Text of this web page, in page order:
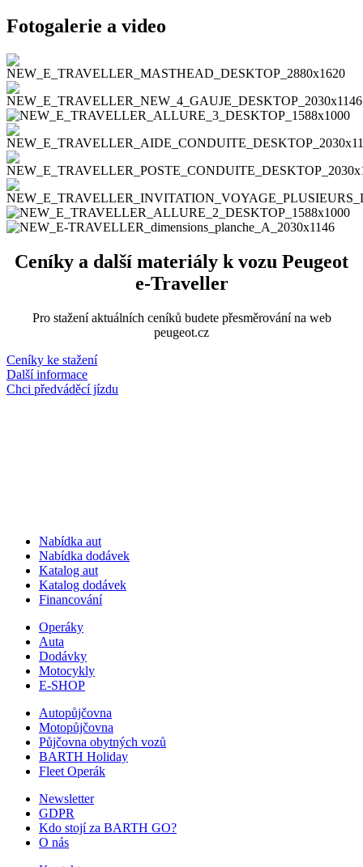
Fotogalerie a video
Ceníky a další materiály k vozu Peugeot
e-Traveller
Pro stažení aktuálních ceníků budete přesměrování na web
peugeot.cz
Ceníky ke stažení
Další informace
Chci předváděcí jízdu
Nabídka aut
Nabídka dodávek
Katalog aut
Katalog dodávek
Financování
Operáky
Auta
Dodávky
Motocykly
E-SHOP
Autopůjčovna
Motopůjčovna
Půjčovna obytných vozů
BARTH Holiday
Fleet Operák
Newsletter
GDPR
Kdo stojí za BARTH GO?
O nás